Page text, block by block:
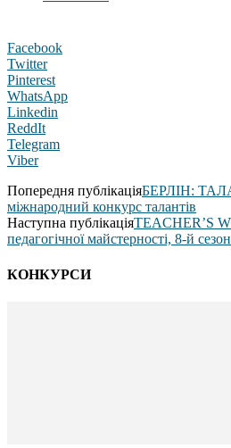
Facebook
Twitter
Pinterest
WhatsApp
Linkedin
ReddIt
Telegram
Viber
Попередня публікаціяБЕРЛІН:
міжнародний конкурс талантів
Наступна публікаціяTEACHER’S
педагогічної майстерності, 8-й сезон
КОНКУРСИ